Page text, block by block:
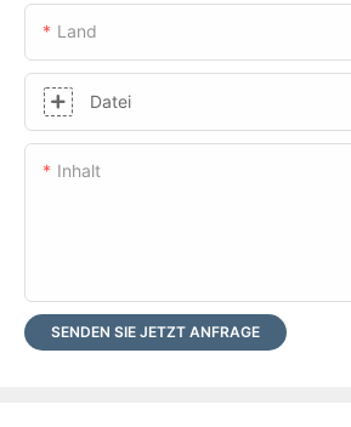
Land
Datei
Inhalt
SENDEN SIE JETZT ANFRAGE